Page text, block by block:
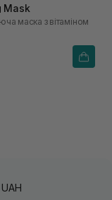
Mask
маска з вітаміном